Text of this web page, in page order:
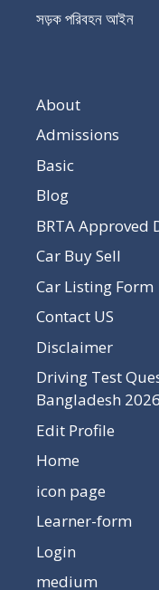
সড়ক পরিবহন আইন
About
Admissions
Basic
Blog
BRTA Approved
Car Buy Sell
Car Listing Form
Contact US
Disclaimer
Driving Test
Bangladesh 2026
Edit Profile
Home
icon page
Learner-form
Login
medium